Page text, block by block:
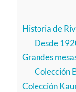
Historia de
Desde
Grandes
Colección
Colección